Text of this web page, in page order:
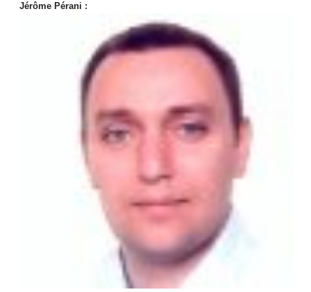
Jérôme Pérani :